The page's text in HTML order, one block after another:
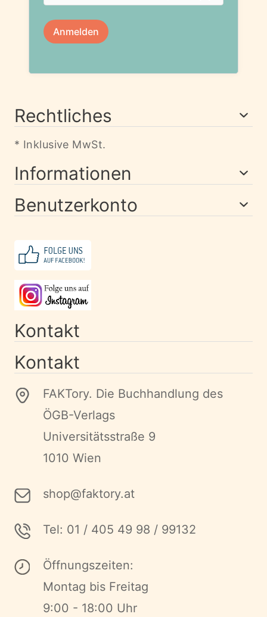
Rechtliches
* Inklusive MwSt.
Informationen
Benutzerkonto
Kontakt
Kontakt
FAKTory. Die Buchhandlung des
ÖGB-Verlags
Universitätsstraße 9
1010 Wien
shop@faktory.at
Tel: 01 / 405 49 98 / 99132
Öffnungszeiten:
Montag bis Freitag
9:00 - 18:00 Uhr